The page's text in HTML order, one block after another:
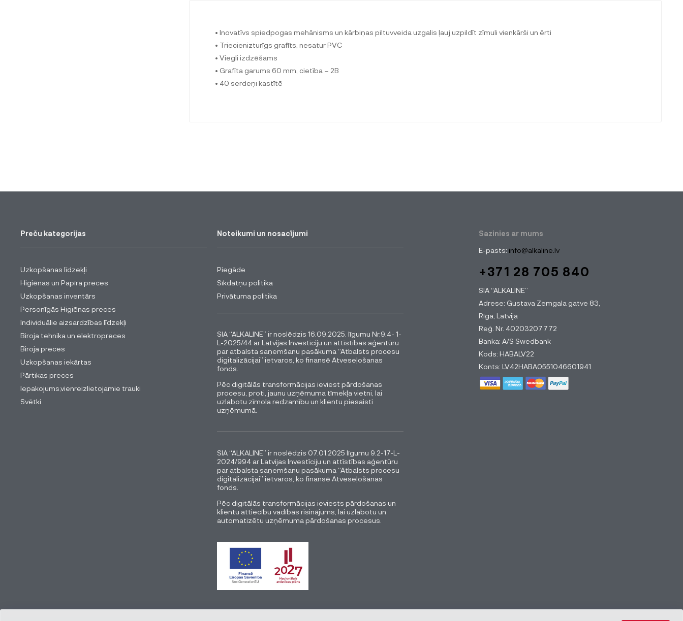
• Inovatīvs spiedpogas mehānisms un kārbiņas piltuvveida uzgalis ļauj uzpildīt zīmuli vienkārši un ērti
• Triecienizturīgs grafīts, nesatur PVC
• Viegli izdzēšams
• Grafīta garums 60 mm, cietība – 2B
• 40 serdeņi kastītē
Preču kategorijas
Uzkopšanas līdzekļi
Higiēnas un Papīra preces
Uzkopšanas inventārs
Personīgās Higiēnas preces
Individuālie aizsardzības līdzekļi
Biroja tehnika un elektropreces
Biroja preces
Uzkopšanas iekārtas
Pārtikas preces
Iepakojums,vienreizlietojamie trauki
Svētki
Noteikumi un nosacījumi
Piegāde
Sīkdatņu politika
Privātuma politika
SIA “ALKALINE” ir noslēdzis 16.09.2025. līgumu Nr.9.4- 1-
L-2025/44 ar Latvijas Investīciju un attīstības aģentūru
par atbalsta saņemšanu pasākuma “Atbalsts procesu
digitalizācijai” ietvaros, ko finansē Atveseļošanas
fonds.
Pēc digitālās transformācijas ieviest pārdošanas
procesu, proti, jaunu uzņēmuma tīmekļa vietni, lai
uzlabotu zīmola redzamību un klientu piesaisti
uzņēmumā.
SIA “ALKALINE” ir noslēdzis 07.01.2025 līgumu 9.2-17-L-
2024/994 ar Latvijas Investīciju un attīstības aģentūru
par atbalsta saņemšanu pasākuma “Atbalsts procesu
digitalizācijai” ietvaros, ko finansē Atveseļošanas
fonds.
Pēc digitālās transformācijas ieviests pārdošanas un
klientu attiecību vadības risinājums, lai uzlabotu un
automatizētu uzņēmuma pārdošanas procesus.
Sazinies ar mums
E-pasts: info@alkaline.lv
+371 28 705 840
SIA “ALKALINE”
Adrese: Gustava Zemgala gatve 83,
Rīga, Latvija
Reģ. Nr. 40203207772
Banka: A/S Swedbank
Kods: HABALV22
Konts: LV42HABA0551046601941